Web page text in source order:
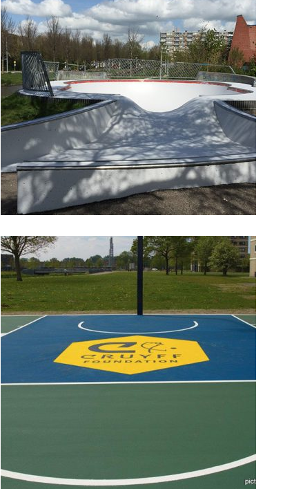
CONSERVEREN BETONNEN SKATEBAAN MET
COATING IN HEEMSKERK
Deze betonnen skatebaan was erg grof geworden,
wat niet fijn was om op te skaten. Na het
REALISATIE ASFALT SPEELVELD IN HAARLEM
Het bestaande speelveld in Haarlem is opnieuw
geasfalteerd en voorzien van het Colorsint